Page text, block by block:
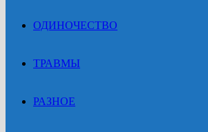
ОДИНОЧЕСТВО
ТРАВМЫ
РАЗНОЕ